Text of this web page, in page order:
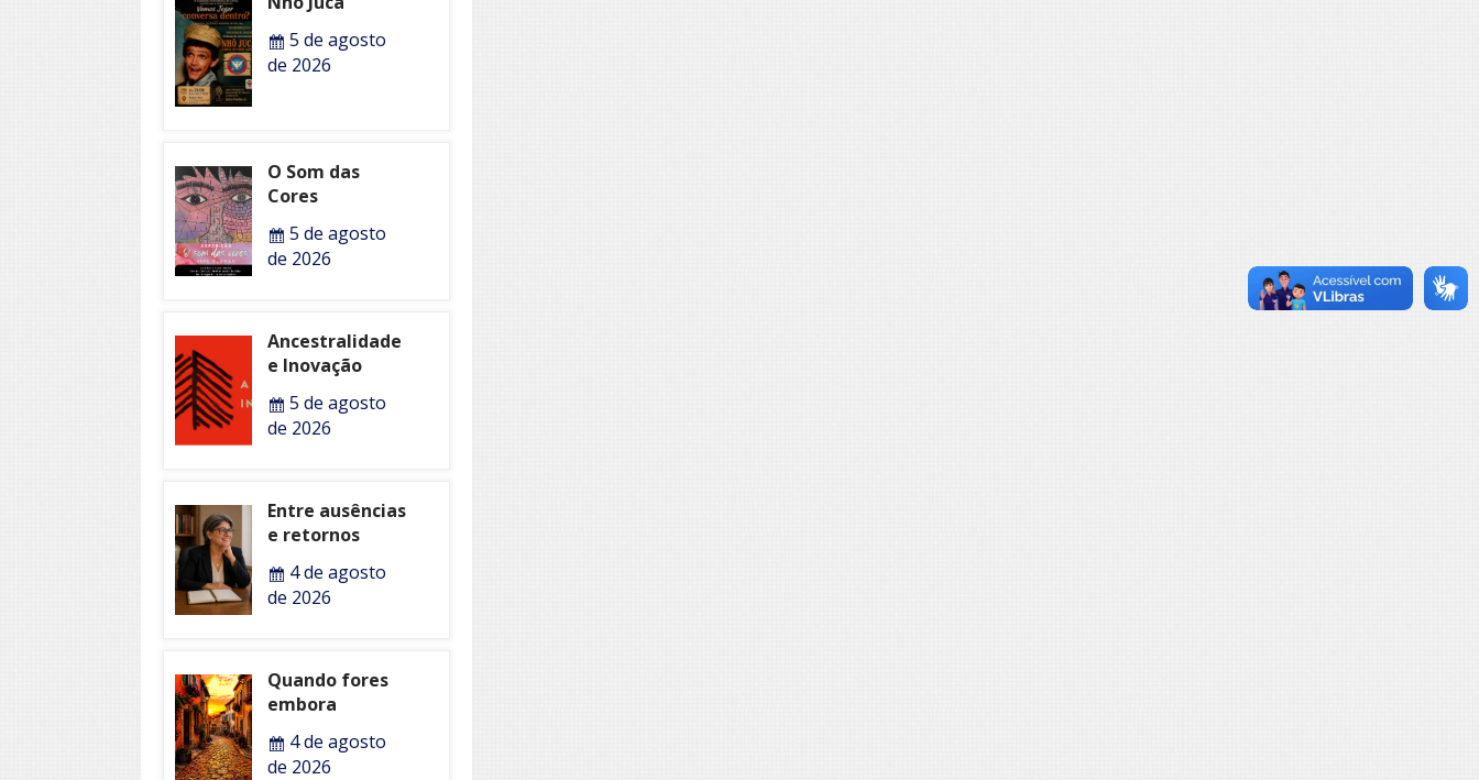
5 de agosto
de 2026
O Som das
Cores
5 de agosto
de 2026
Ancestralidade
e Inovação
5 de agosto
de 2026
Entre ausências
e retornos
4 de agosto
de 2026
Quando fores
embora
4 de agosto
de 2026